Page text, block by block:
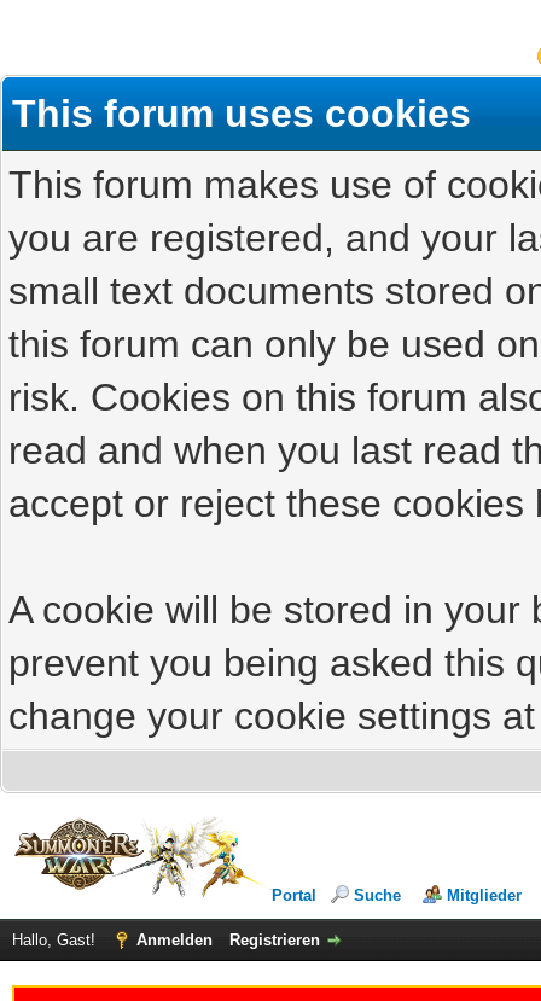
This forum uses cookies
This forum makes use of
you are registered, and your
small text documents stored
this forum can only be used
risk. Cookies on this forum
read and when you last read
accept or reject these cookies
A cookie will be stored in
prevent you being asked this
change your cookie settings
Portal Suche Mitglieder
Hallo, Gast! Anmelden Registrieren